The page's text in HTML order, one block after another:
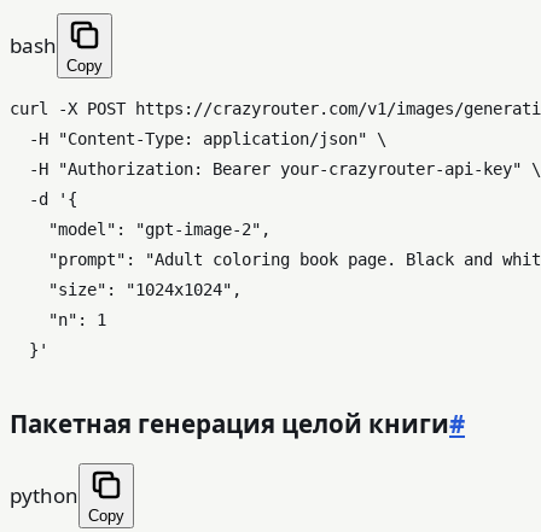
bash
Copy
curl -X POST https://crazyrouter.com/v1/images/
  -H
"Content-Type: application/json" \
  -H
"Authorization: Bearer your-crazyrouter-api-key" \
  -d
'{
    "model": "gpt-image-2",
"prompt": "Adult coloring book page. Black and
    "size": "1024x1024",
    "n": 1
  }'
Пакетная генерация целой книги#
python
Copy